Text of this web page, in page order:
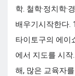
학. 철학·정치학·
배우기시작한다.
타이토구의 에이
에서 지도를 시
해, 많은 교육자